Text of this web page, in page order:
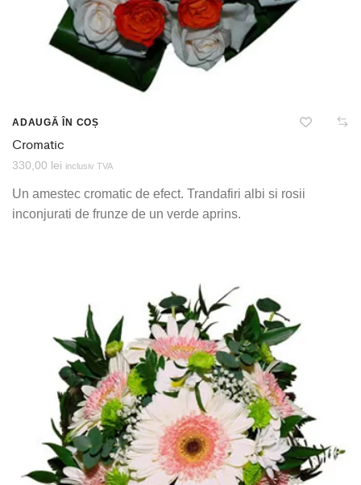
ADAUGĂ ÎN COȘ
Cromatic
330,00 lei inclusiv TVA
Un amestec cromatic de efect. Trandafiri albi si rosii
inconjurati de frunze de un verde aprins.